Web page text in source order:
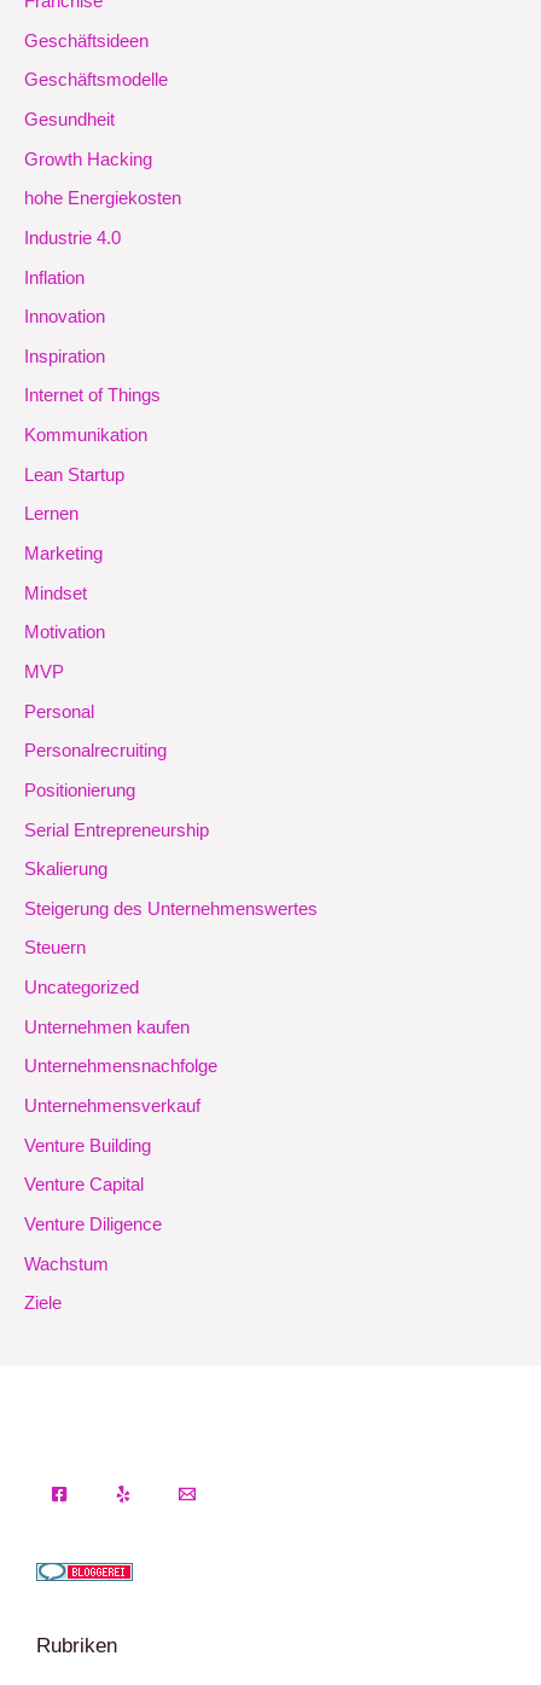
Geschäftsideen
Geschäftsmodelle
Gesundheit
Growth Hacking
hohe Energiekosten
Industrie 4.0
Inflation
Innovation
Inspiration
Internet of Things
Kommunikation
Lean Startup
Lernen
Marketing
Mindset
Motivation
MVP
Personal
Personalrecruiting
Positionierung
Serial Entrepreneurship
Skalierung
Steigerung des Unternehmenswertes
Steuern
Uncategorized
Unternehmen kaufen
Unternehmensnachfolge
Unternehmensverkauf
Venture Building
Venture Capital
Venture Diligence
Wachstum
Ziele
Rubriken